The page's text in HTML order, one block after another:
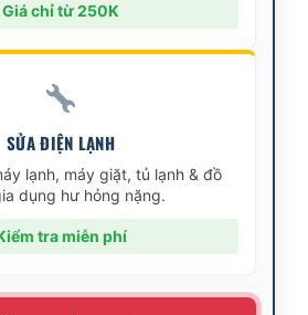
Giá chỉ từ 250K
SỬA ĐIỆN LẠNH
lạnh, máy giặt, tủ lạnh & đồ
dụng hư hỏng nặng.
tra miễn phí